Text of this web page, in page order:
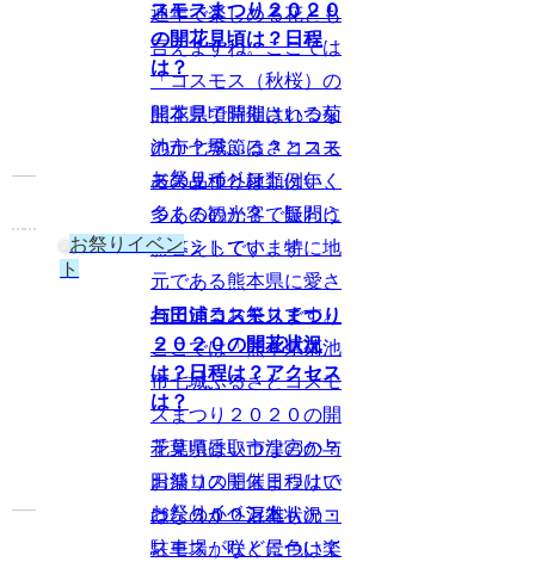
通年で楽しめる花とも
言えますね。ここでは
「コスモス（秋桜）の
開花見頃時期はいつな
のか？季節は？コスモ
スの品種と種類はいく
つあるのか？」疑問に
お答えしています
スモスまつり２０２０
の開花見頃は？日程
は？
熊本県で開催される菊
池市七城ふるさとコス
モスまつりは、例年、
多くの観光客で賑わう
イベントです。特に地
元である熊本県に愛さ
れているお祭りです。
ここでは「熊本県菊池
市七城ふるさとコスモ
スまつり２０２０の開
花見頃はいつなのか？
お祭りの開催日程はい
つなのか？混雑状況・
駐車場」などについて
お祭りイベント
お祭りイベン
ト
与田浦コスモスまつり
２０２０の開花状況
は？日程は？アクセス
は？
千葉県香取市津宮の与
田浦コスモスまつりで
は、３００万本ものコ
スモスが咲く景色は楽
お祭りイベント